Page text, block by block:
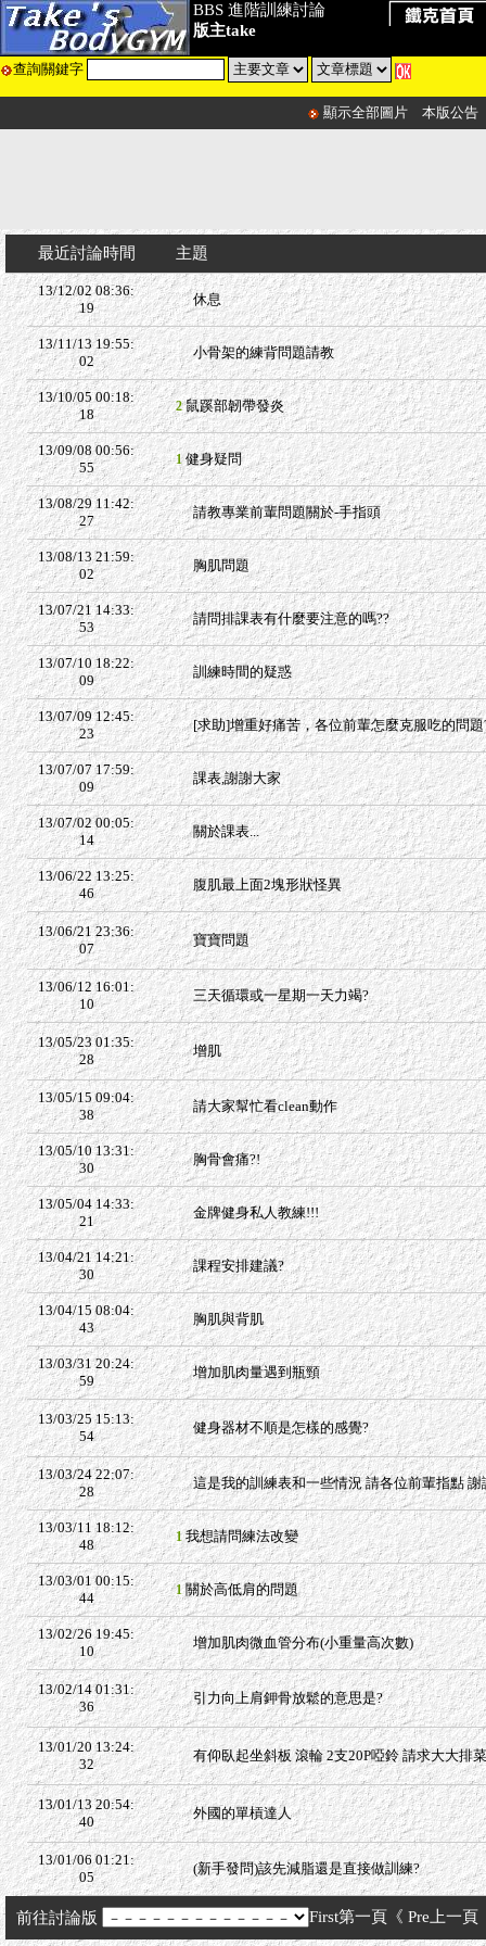
BBS 進階訓練討論
版主take
查詢關鍵字
顯示全部圖片 本版公告
最近討論時間 主題
13/12/02 08:36:
19
休息
13/11/13 19:55:
02
小骨架的練背問題請教
13/10/05 00:18:
18
2鼠蹊部韌帶發炎
13/09/08 00:56:
55
1健身疑問
13/08/29 11:42:
27
請教專業前輩問題關於-手指頭
13/08/13 21:59:
02
胸肌問題
13/07/21 14:33:
53
請問排課表有什麼要注意的嗎??
13/07/10 18:22:
09
訓練時間的疑惑
13/07/09 12:45:
23
[求助]增重好痛苦，各位前輩怎麼克服吃的問題
13/07/07 17:59:
09
課表,謝謝大家
13/07/02 00:05:
14
關於課表...
13/06/22 13:25:
46
腹肌最上面2塊形狀怪異
13/06/21 23:36:
07
寶寶問題
13/06/12 16:01:
10
三天循環或一星期一天力竭?
13/05/23 01:35:
28
增肌
13/05/15 09:04:
38
請大家幫忙看clean動作
13/05/10 13:31:
30
胸骨會痛?!
13/05/04 14:33:
21
金牌健身私人教練!!!
13/04/21 14:21:
30
課程安排建議?
13/04/15 08:04:
43
胸肌與背肌
13/03/31 20:24:
59
增加肌肉量遇到瓶頸
13/03/25 15:13:
54
健身器材不順是怎樣的感覺?
13/03/24 22:07:
28
這是我的訓練表和一些情況 請各位前輩指點 謝
13/03/11 18:12:
48
1我想請問練法改變
13/03/01 00:15:
44
1關於高低肩的問題
13/02/26 19:45:
10
增加肌肉微血管分布(小重量高次數)
13/02/14 01:31:
36
引力向上肩鉀骨放鬆的意思是?
13/01/20 13:24:
32
有仰臥起坐斜板 滾輪 2支20P啞鈴 請求大大排
13/01/13 20:54:
40
外國的單槓達人
13/01/06 01:21:
05
(新手發問)該先減脂還是直接做訓練?
前往討論版 First第一頁《 Pre上一頁